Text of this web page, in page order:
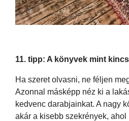
11. tipp: A könyvek mint
Ha szeret olvasni, ne féljen
Azonnal másképp néz ki a
kedvenc darabjainkat. A nagy
akár a kisebb szekrények,